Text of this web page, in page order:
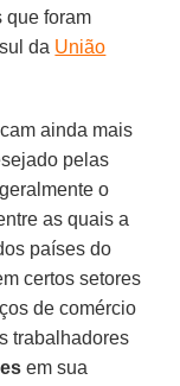
que foram
da União
ainda mais
pelas
o
as quais a
países do
certos setores
de comércio
trabalhadores
em sua